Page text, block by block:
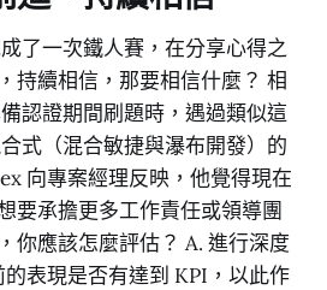
了一次鐵人賽，在分享心得之
持續相信，那要相信什麼？ 相
認證期間刷題時，遇過類似這
式（混合敏捷與瀑布開發）的
向專案經理反映，他覺得現在
要承擔更多工作責任或領導團
你應該怎麼評估？ A. 進行深度
表現是否有達到 KPI，以此作